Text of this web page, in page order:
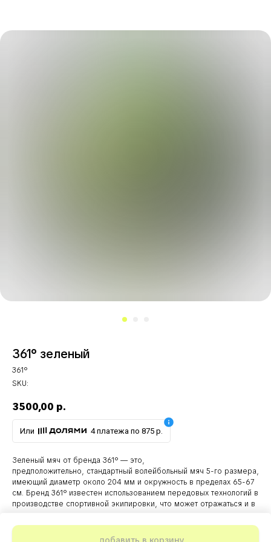
361° зеленый
361°
SKU:
3500,00 р.
Или 4 платежа по 875 р.
Зеленый мяч от бренда 361° — это,
предположительно, стандартный волейбольный мяч 5-го размера,
имеющий диаметр около 204 мм и окружность в пределах 65-67
см. Бренд 361° известен использованием передовых технологий в
производстве спортивной экипировки, что может отражаться и в
Weight: 300 g